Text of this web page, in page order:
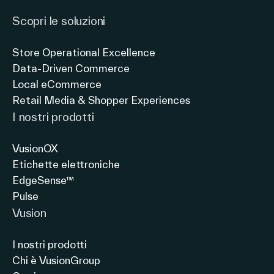
Scopri le soluzioni
Store Operational Excellence
Data-Driven Commerce
Local eCommerce
Retail Media & Shopper Experiences
I nostri prodotti
VusionOX
Etichette elettroniche
EdgeSense™
Pulse
Vusion
I nostri prodotti
Chi è VusionGroup